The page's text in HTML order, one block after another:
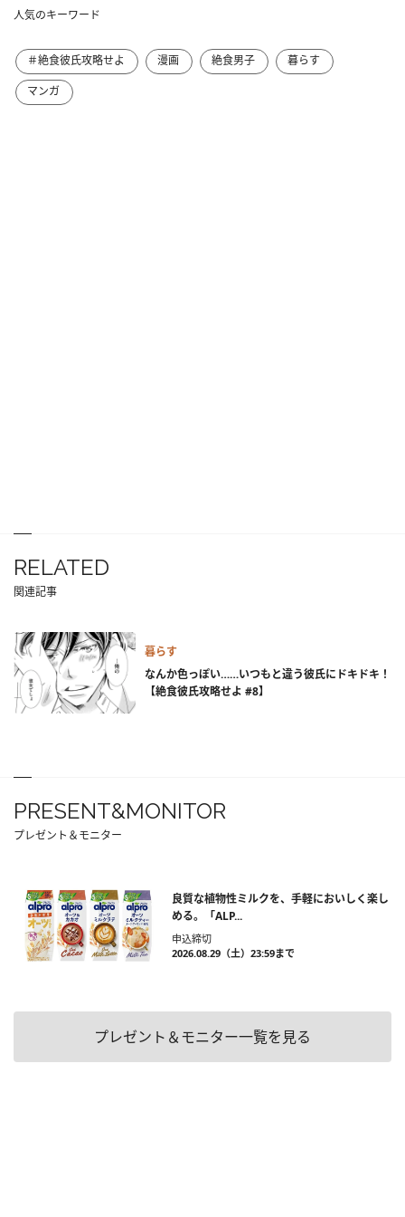
人気のキーワード
＃絶食彼氏攻略せよ 漫画 絶食男子
暮らす
マンガ
RELATED
関連記事
暮らす
なんか色っぽい……いつもと違う彼氏にドキドキ！
【絶食彼氏攻略せよ #8】
PRESENT&MONITOR
プレゼント＆モニター
良質な植物性ミルクを、手軽においしく楽し
める。「ALP...
申込締切
2026.08.29（土）23:59まで
プレゼント＆モニター一覧を見る